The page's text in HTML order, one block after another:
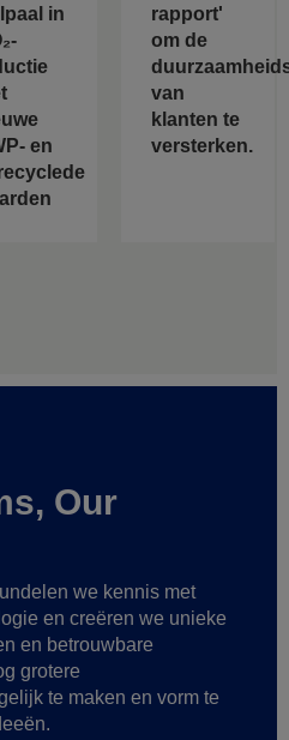
in
en
rapport'
om de
van
klanten te
versterken.
Our
we kennis met
en creëren we unieke
en betrouwbare
grotere
te maken en vorm te